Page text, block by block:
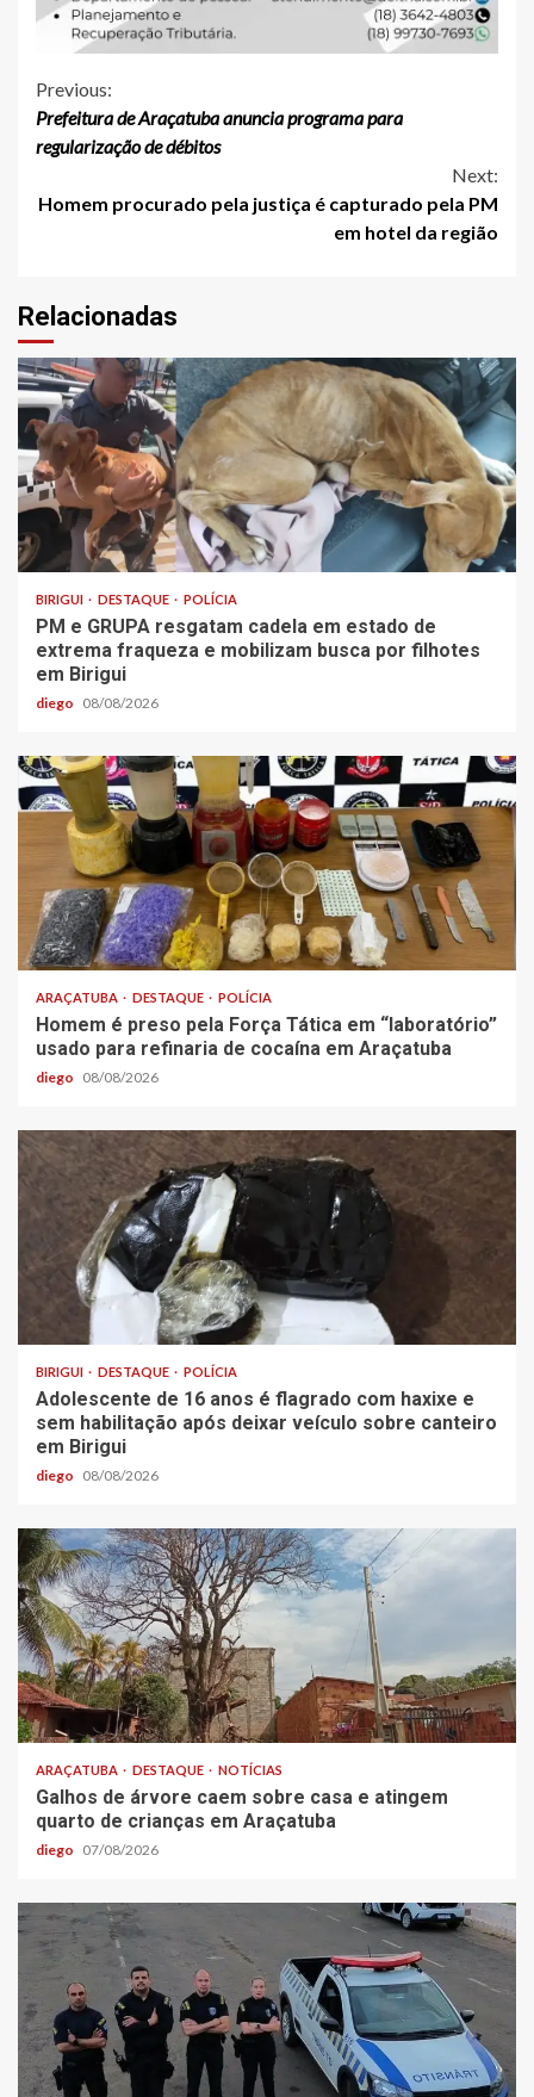
Continue
Reading
Previous:
Prefeitura de Araçatuba anuncia programa para
regularização de débitos
Next:
Homem procurado pela justiça é capturado pela PM
em hotel da região
Relacionadas
BIRIGUI DESTAQUE POLÍCIA
PM e GRUPA resgatam cadela em estado de
extrema fraqueza e mobilizam busca por filhotes
em Birigui
diego 08/08/2026
ARAÇATUBA DESTAQUE POLÍCIA
Homem é preso pela Força Tática em “laboratório”
usado para refinaria de cocaína em Araçatuba
diego 08/08/2026
BIRIGUI DESTAQUE POLÍCIA
Adolescente de 16 anos é flagrado com haxixe e
sem habilitação após deixar veículo sobre canteiro
em Birigui
diego 08/08/2026
ARAÇATUBA DESTAQUE NOTÍCIAS
Galhos de árvore caem sobre casa e atingem
quarto de crianças em Araçatuba
diego 07/08/2026